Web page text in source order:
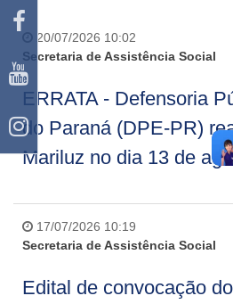
20/07/2026 10:02
Secretaria de Assistência Social
ERRATA - Defensoria
do Paraná (DPE-PR)
Mariluz no dia 13 de
17/07/2026 10:19
Secretaria de Assistência Social
Edital de convocação